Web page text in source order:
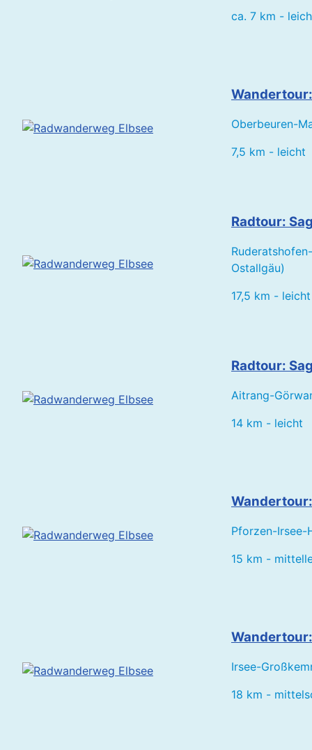
ca. 7 km -
Oberbeuren-
7,5 km - leicht
Radtour:
Ostallgäu)
17,5 km - leicht
Radtour:
Aitrang-
14 km - leicht
Pforzen-Irsee-
15 km -
Irsee-
18 km -